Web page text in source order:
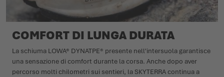
COMFORT DI LUNGA DURATA
La schiuma LOWA® DYNATPE® presente nell'intersuola garantisce
una sensazione di comfort durante la corsa. Anche dopo aver
percorso molti chilometri sui sentieri, la SKYTERRA continua a